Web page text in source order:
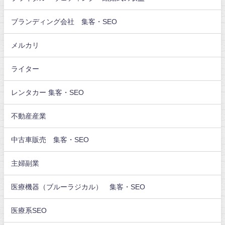
ブランディング会社 集客・SEO
メルカリ
ライター
レンタカー 集客・SEO
不動産産業
中古車販売 集客・SEO
主婦副業
医療機器（ブルーラジカル） 集客・SEO
医療系SEO